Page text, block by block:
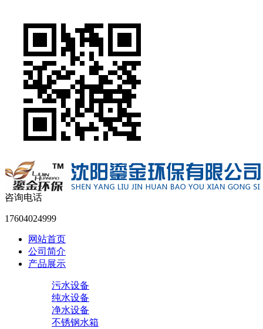
咨询电话
17604024999
网站首页
公司简介
产品展示
污水设备
纯水设备
净水设备
不锈钢水箱